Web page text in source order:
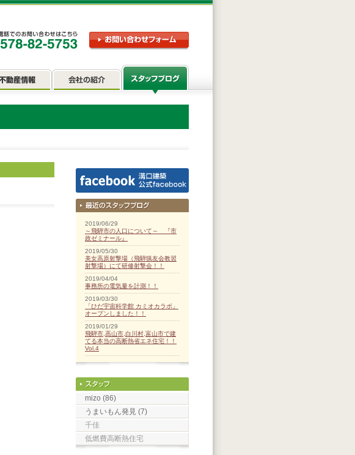
2019/06/29
～飛騨市の人口について～ 『市
政ゼミナール』
2019/05/30
美女高原射撃場（飛騨猟友会教習
射撃場）にて研修射撃会！！
2019/04/04
事務所の電気量を計測！！
2019/03/30
「ひだ宇宙科学館 カミオカラボ」
オープンしました！！
2019/01/29
飛騨市,高山市,白川村,富山市で建
てる本当の高断熱省エネ住宅！！
Vol.4
mizo (86)
うまいもん発見 (7)
千佳
低燃費高断熱住宅